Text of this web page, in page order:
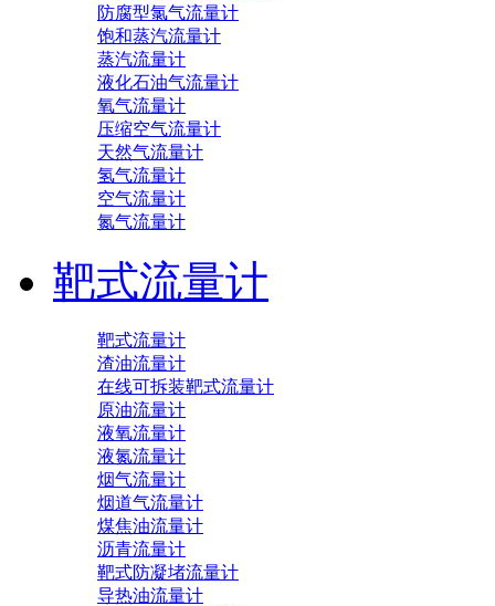
防腐型氯气流量计
饱和蒸汽流量计
蒸汽流量计
液化石油气流量计
氧气流量计
压缩空气流量计
天然气流量计
氢气流量计
空气流量计
氮气流量计
靶式流量计
靶式流量计
渣油流量计
在线可拆装靶式流量计
原油流量计
液氧流量计
液氮流量计
烟气流量计
烟道气流量计
煤焦油流量计
沥青流量计
靶式防凝堵流量计
导热油流量计